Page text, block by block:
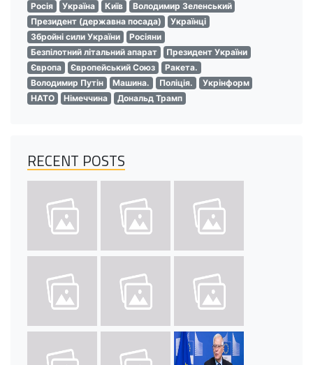
Росія Україна Київ
Володимир Зеленський
Президент (державна посада)
Українці
Збройні сили України
Росіяни
Безпілотний літальний апарат
Президент України
Європа
Європейський Союз
Ракета.
Володимир Путін
Машина. Поліція.
Укрінформ
НАТО
Німеччина Дональд Трамп
RECENT POSTS